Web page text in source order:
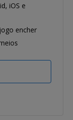
iOS e
encher